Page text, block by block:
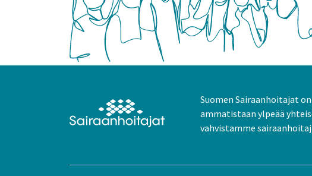
Suomen Sairaanhoitajat
ammatistaan ylpeää
vahvistamme